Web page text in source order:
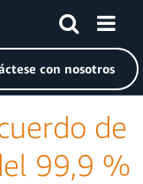
de inicio de Amazon
con nosotros
de
99,9 %